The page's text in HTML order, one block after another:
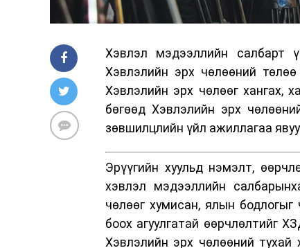
Хэвлэл мэдээллийн салбарт
Хэвлэлийн эрх чөлөөний
Хэвлэлийн эрх чөлөөг хангах,
бөгөөд Хэвлэлийн эрх
зөвшилцлийн үйл ажиллагаа
Эрүүгийн хуульд нэмэлт,
хэвлэл мэдээллийн
чөлөөг хумисан, ялын
боох агуулгатай өөрчлөлтийг
Хэвлэлийн эрх чөлөөний тухай